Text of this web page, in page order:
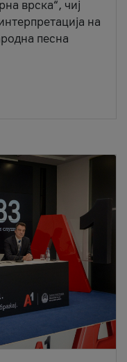
врска“, чиј
на
песна